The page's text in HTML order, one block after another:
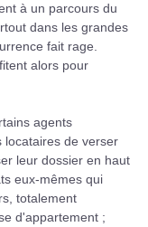
à un parcours du
dans les grandes
fait rage.
alors pour
agents
locataires de verser
leur dossier en haut
eux-mêmes qui
totalement
d'appartement ;